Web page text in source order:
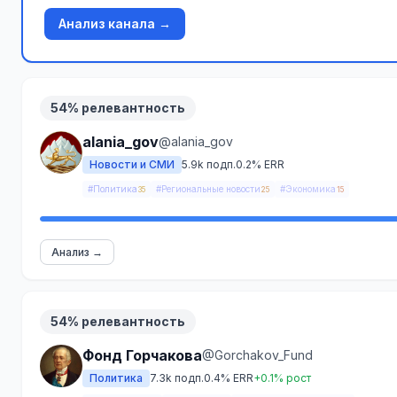
Анализ канала →
54% релевантность
alania_gov@alania_gov
Новости и СМИ 5.9k подп.0.2% ERR
#Политика 35 #Региональные новости 25 #Экономика 15
Анализ →
54% релевантность
Фонд Горчакова@Gorchakov_Fund
Политика 7.3k подп.0.4% ERR+0.1% рост